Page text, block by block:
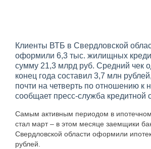
Клиенты ВТБ в Свердловской
оформили 6,3 тыс. жилищных
сумму 21,3 млрд руб. Средний чек
конец года составил 3,7 млн
почти на четверть по отношению к
сообщает пресс-служба кредитной
Самым активным периодом в
стал март – в этом месяце заемщики
Свердловской области оформили
рублей.